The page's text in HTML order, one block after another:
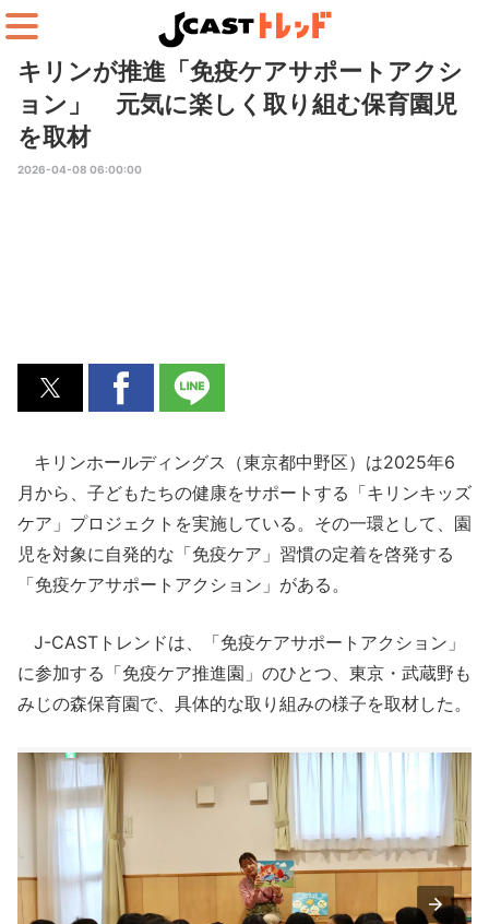
キリンが推進「免疫ケアサポートアクシ
ョン」 元気に楽しく取り組む保育園児
を取材
2026-04-08 06:00:00
キリンホールディングス（東京都中野区）は2025年6
月から、子どもたちの健康をサポートする「キリンキッズ
ケア」プロジェクトを実施している。その一環として、園
児を対象に自発的な「免疫ケア」習慣の定着を啓発する
「免疫ケアサポートアクション」がある。
J-CASTトレンドは、「免疫ケアサポートアクション」
に参加する「免疫ケア推進園」のひとつ、東京・武蔵野も
みじの森保育園で、具体的な取り組みの様子を取材した。